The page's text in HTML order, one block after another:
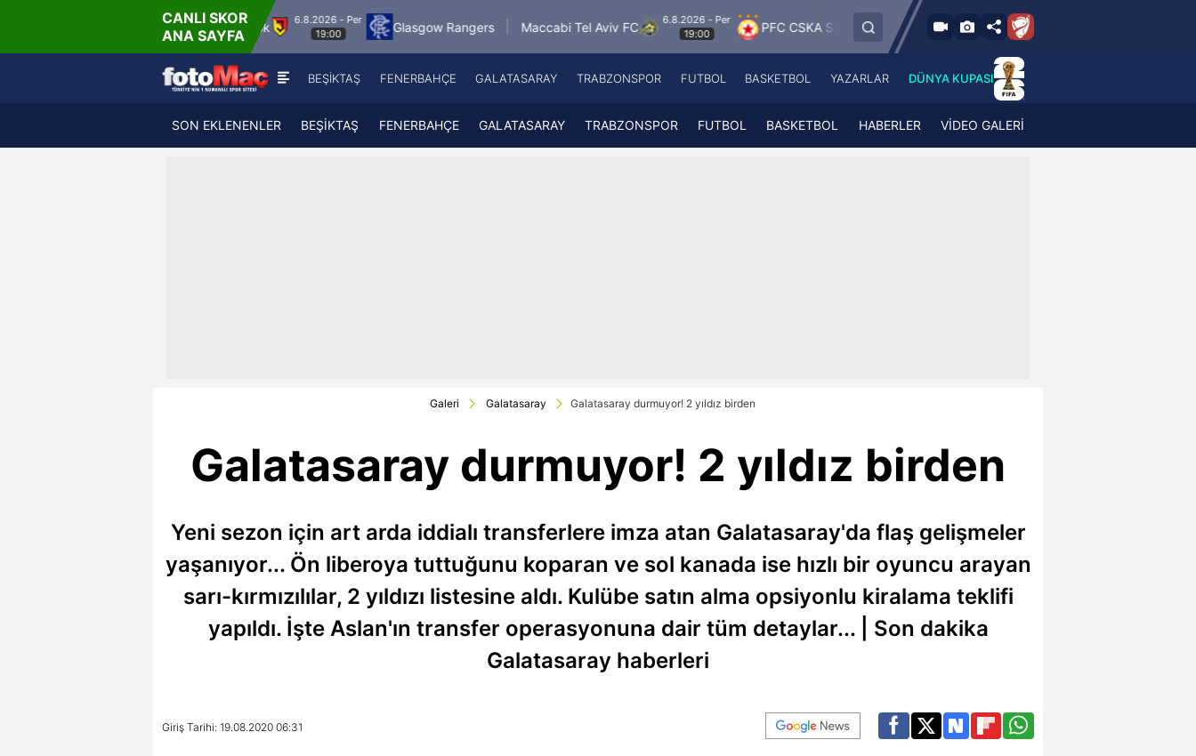
CANLI SKOR
ANA SAYFA
Jagiellonia Bialystok
6.8.2026 - Per
19:00
Glasgow Rangers Maccabi Tel Aviv FC
6.8.2026 - Per
19:00
PFC CSKA Sofia FK Jablonec
6.8.2026 - Per
19:00
FC RFS
Fenerbahçe
Galatasaray
A Spor
ATV
A Haber Radyo
A Spor Radyo
A News Radio
BEŞİKTAŞ FENERBAHÇE GALATASARAY TRABZONSPOR FUTBOL BASKETBOL YAZARLAR DÜNYA KUPASI
SON EKLENENLER BEŞİKTAŞ FENERBAHÇE GALATASARAY TRABZONSPOR FUTBOL BASKETBOL HABERLER VİDEO GALERİ
Galeri Galatasaray Galatasaray durmuyor! 2 yıldız birden
Galatasaray durmuyor! 2 yıldız birden
Yeni sezon için art arda iddialı transferlere imza atan Galatasaray'da flaş gelişmeler
yaşanıyor... Ön liberoya tuttuğunu koparan ve sol kanada ise hızlı bir oyuncu arayan
sarı-kırmızılılar, 2 yıldızı listesine aldı. Kulübe satın alma opsiyonlu kiralama teklifi
yapıldı. İşte Aslan'ın transfer operasyonuna dair tüm detaylar... | Son dakika
Galatasaray haberleri
Giriş Tarihi: 19.08.2020 06:31